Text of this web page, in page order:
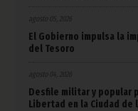
agosto 05, 2026
El Gobierno impulsa la
del Tesoro
agosto 04, 2026
Desfile militar y popular
Libertad en la Ciudad de